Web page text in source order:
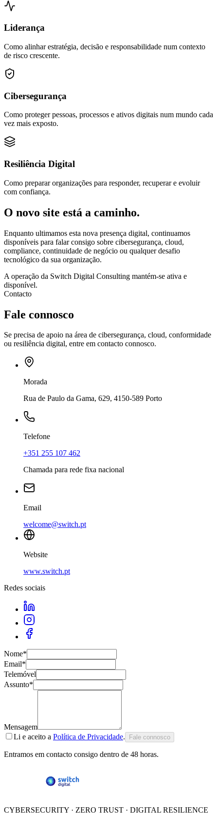
Liderança
Como alinhar estratégia, decisão e responsabilidade num contexto
de risco crescente.
Cibersegurança
Como proteger pessoas, processos e ativos digitais num mundo cada
vez mais exposto.
Resiliência Digital
Como preparar organizações para responder, recuperar e evoluir
com confiança.
O novo site está a caminho.
Enquanto ultimamos esta nova presença digital, continuamos
disponíveis para falar consigo sobre cibersegurança, cloud,
compliance, continuidade de negócio ou qualquer desafio
tecnológico da sua organização.
A operação da Switch Digital Consulting mantém-se ativa e
disponível.
Contacto
Fale connosco
Se precisa de apoio na área de cibersegurança, cloud, conformidade
ou resiliência digital, entre em contacto connosco.
Morada
Rua de Paulo da Gama, 629, 4150-589 Porto
Telefone
+351 255 107 462
Chamada para rede fixa nacional
Email
welcome@switch.pt
Website
www.switch.pt
Redes sociais
Nome*
Email*
Telemóvel
Assunto*
Mensagem
Li e aceito a Política de Privacidade. Fale connosco
Entramos em contacto consigo dentro de 48 horas.
CYBERSECURITY · ZERO TRUST · DIGITAL RESILIENCE